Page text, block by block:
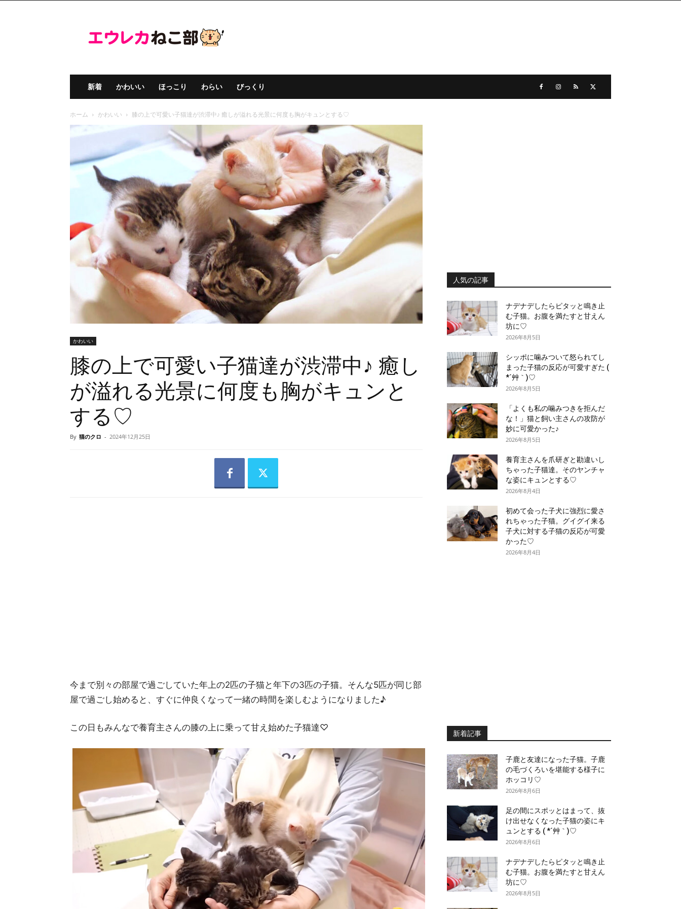
ウ
レ
こ
部
新着 かわいい ほっこり わらい びっくり
ホーム かわいい 膝の上で可愛い子猫達が渋滞中♪ 癒しが溢れる光景に何度も胸がキュンとする♡
かわいい
膝の上で可愛い子猫達が渋滞中♪ 癒し
が溢れる光景に何度も胸がキュンと
する♡
By 猫のクロ - 2024年12月25日
今まで別々の部屋で過ごしていた年上の2匹の子猫と年下の3匹の子猫。そんな5匹が同じ部
屋で過ごし始めると、すぐに仲良くなって一緒の時間を楽しむようになりました♪
この日もみんなで養育主さんの膝の上に乗って甘え始めた子猫達♡
人気の記事
ナデナデしたらピタッと鳴き止
む子猫。お腹を満たすと甘えん
坊に♡
2026年8月5日
シッポに噛みついて怒られてし
まった子猫の反応が可愛すぎた (
*´艸｀)♡
2026年8月5日
「よくも私の噛みつきを拒んだ
な！」猫と飼い主さんの攻防が
妙に可愛かった♪
2026年8月5日
養育主さんを爪研ぎと勘違いし
ちゃった子猫達。そのヤンチャ
な姿にキュンとする♡
2026年8月4日
初めて会った子犬に強烈に愛さ
れちゃった子猫。グイグイ来る
子犬に対する子猫の反応が可愛
かった♡
2026年8月4日
新着記事
子鹿と友達になった子猫。子鹿
の毛づくろいを堪能する様子に
ホッコリ♡
2026年8月6日
足の間にスポッとはまって、抜
け出せなくなった子猫の姿にキ
ュンとする ( *´艸｀)♡
2026年8月6日
ナデナデしたらピタッと鳴き止
む子猫。お腹を満たすと甘えん
坊に♡
2026年8月5日